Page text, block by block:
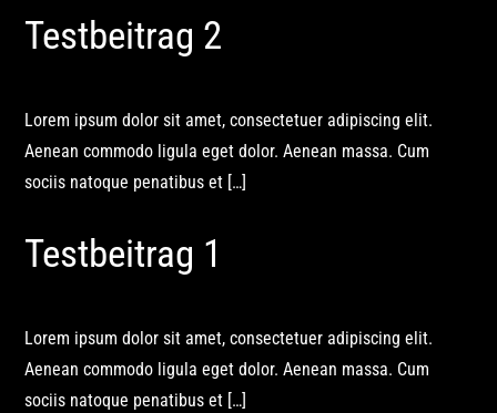
Testbeitrag 2
Lorem ipsum dolor sit amet, consectetuer adipiscing elit.
Aenean commodo ligula eget dolor. Aenean massa. Cum
sociis natoque penatibus et […]
Testbeitrag 1
Lorem ipsum dolor sit amet, consectetuer adipiscing elit.
Aenean commodo ligula eget dolor. Aenean massa. Cum
sociis natoque penatibus et […]